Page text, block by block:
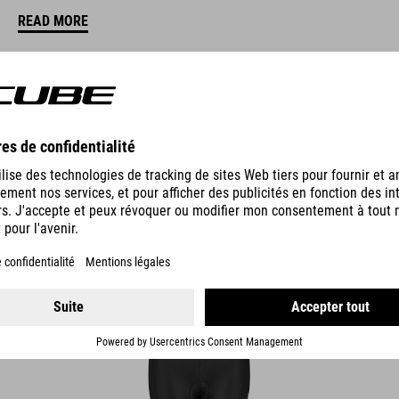
READ MORE
CALEÇON DE CYCLISME TEAMLINE ROOKIE